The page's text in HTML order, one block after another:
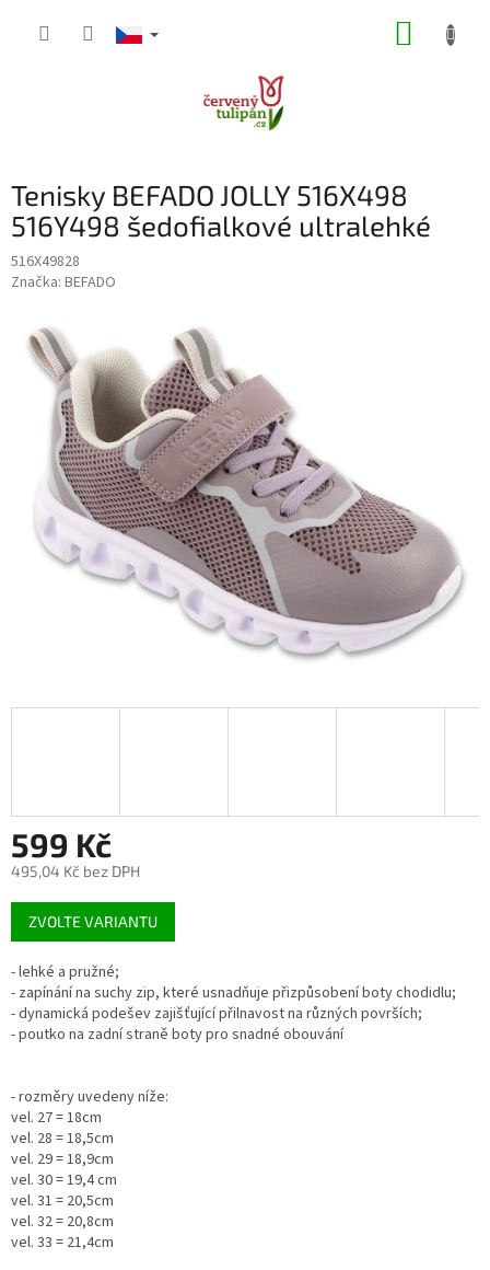
Tenisky BEFADO JOLLY 516X498
516Y498 šedofialkové ultralehké
516X49828
Značka: BEFADO
599 Kč
495,04 Kč bez DPH
Měrná
cena:
ZVOLTE VARIANTU
- lehké a pružné;
- zapínání na suchy zip, které usnadňuje přizpůsobení boty chodidlu;
- dynamická podešev zajišťující přilnavost na různých površích;
- poutko na zadní straně boty pro snadné obouvání
- rozměry uvedeny níže:
vel. 27 = 18cm
vel. 28 = 18,5cm
vel. 29 = 18,9cm
vel. 30 = 19,4 cm
vel. 31 = 20,5cm
vel. 32 = 20,8cm
vel. 33 = 21,4cm